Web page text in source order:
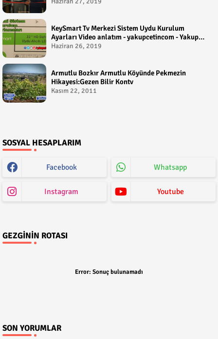
KeySmart Tv Merkezi Sistem Uydu Kurulum
Ayarları Video anlatım - yakupcetincom - Yakup
Çetin
Haziran 26, 2019
Armutlu Bozkır Armutlu Köyünde Pekmezin
Hikayesi:Gezen Bilir Kontv
Kasım 22, 2011
SOSYAL HESAPLARIM
Facebook Whatsapp
Instagram Youtube
GEZGININ ROTASI
Error: Sonuç bulunamadı
SON YORUMLAR